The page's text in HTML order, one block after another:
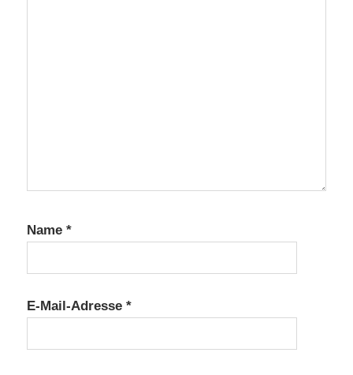
Name *
E-Mail-Adresse *